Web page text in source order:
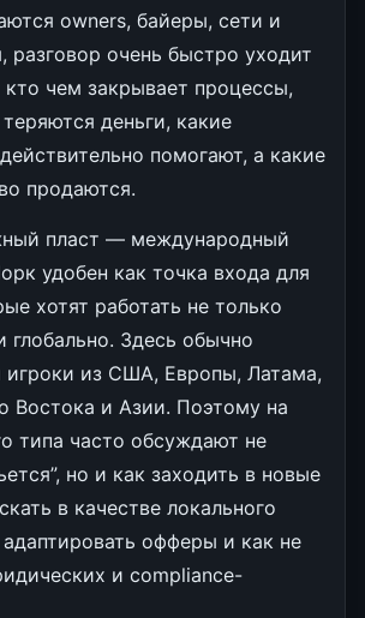
owners, байеры, сети и
разговор очень быстро уходит
кто чем закрывает процессы,
теряются деньги, какие
помогают, а какие
продаются.
пласт — международный
удобен как точка входа для
хотят работать не только
глобально. Здесь обычно
игроки из США, Европы, Латама,
Востока и Азии. Поэтому на
типа часто обсуждают не
но и как заходить в новые
в качестве локального
адаптировать офферы и как не
и compliance-